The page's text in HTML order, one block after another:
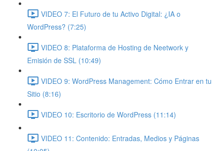
VIDEO 7: El Futuro de tu Activo Digital: ¿IA o
WordPress? (7:25)
VIDEO 8: Plataforma de Hosting de Neetwork y
Emisión de SSL (10:49)
VIDEO 9: WordPress Management: Cómo Entrar en tu
Sitio (8:16)
VIDEO 10: Escritorio de WordPress (11:14)
VIDEO 11: Contenido: Entradas, Medios y Páginas